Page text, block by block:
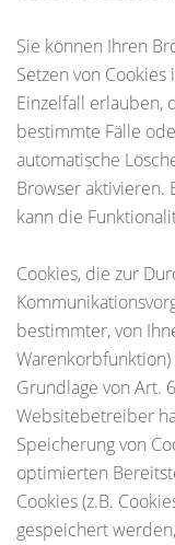
Sie können Ihren
Setzen von
Einzelfall erlauben,
bestimmte Fälle
automatische
Browser aktivieren.
kann die
Cookies, die zur
bestimmter, von
Grundlage von Art.
Websitebetreiber
Speicherung von
optimierten
Cookies (z.B.
gespeichert